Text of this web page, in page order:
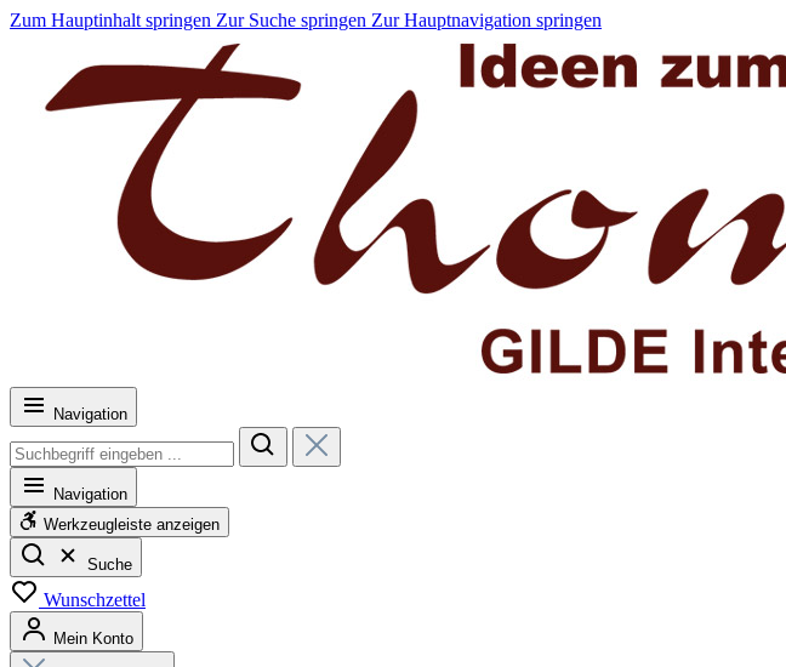
Zum Hauptinhalt springen Zur Suche springen Zur Hauptnavigation springen
Navigation
Navigation
Werkzeugleiste anzeigen
Suche
Wunschzettel
Mein Konto